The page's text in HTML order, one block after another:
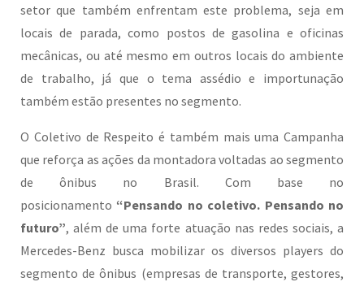
setor que também enfrentam este problema, seja em
locais de parada, como postos de gasolina e oficinas
mecânicas, ou até mesmo em outros locais do ambiente
de trabalho, já que o tema assédio e importunação
também estão presentes no segmento.
O Coletivo de Respeito é também mais uma Campanha
que reforça as ações da montadora voltadas ao segmento
de ônibus no Brasil. Com base no
posicionamento “Pensando no coletivo. Pensando no
futuro”, além de uma forte atuação nas redes sociais, a
Mercedes-Benz busca mobilizar os diversos players do
segmento de ônibus (empresas de transporte, gestores,